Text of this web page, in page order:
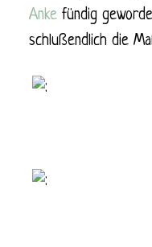
Ankefündig
schlußendlich die